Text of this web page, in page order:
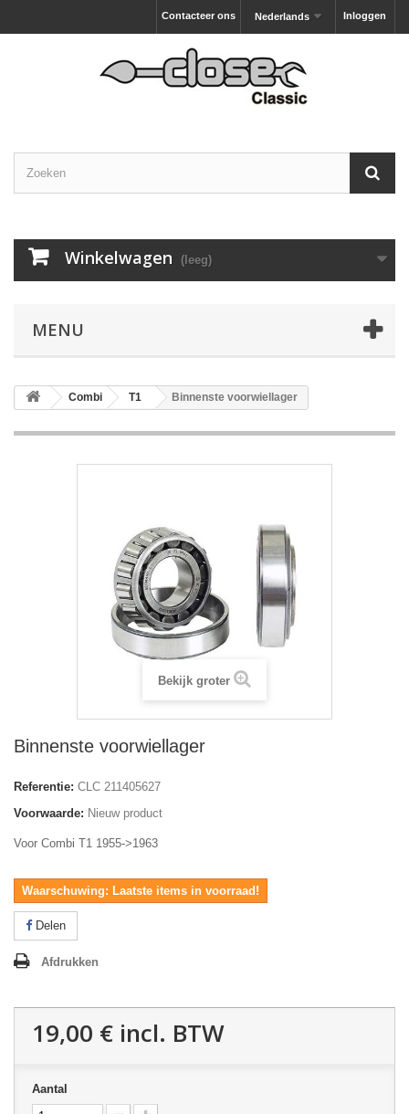
Inloggen
Nederlands
Contacteer ons
Winkelwagen (leeg)
MENU
Combi T1 Binnenste voorwiellager
Bekijk groter
Binnenste voorwiellager
Referentie: CLC 211405627
Voorwaarde: Nieuw product
Voor Combi T1 1955->1963
Waarschuwing: Laatste items in voorraad!
Delen
Afdrukken
19,00 € incl. BTW
Aantal